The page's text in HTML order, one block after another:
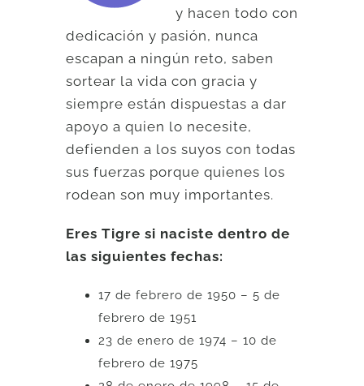
y hacen todo con
dedicación y pasión, nunca
escapan a ningún reto, saben
sortear la vida con gracia y
siempre están dispuestas a dar
apoyo a quien lo necesite,
defienden a los suyos con todas
sus fuerzas porque quienes los
rodean son muy importantes.
Eres Tigre si naciste dentro de
las siguientes fechas:
17 de febrero de 1950 – 5 de
febrero de 1951
23 de enero de 1974 – 10 de
febrero de 1975